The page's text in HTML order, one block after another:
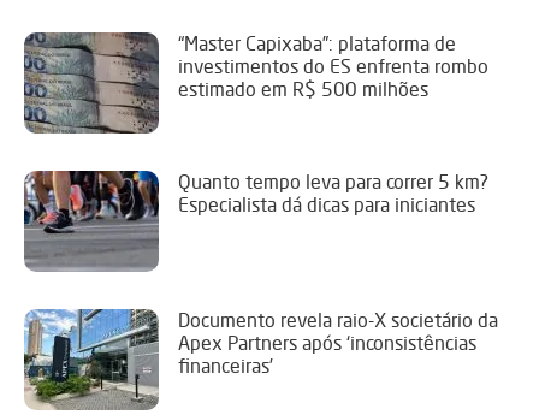
“Master Capixaba”: plataforma de
investimentos do ES enfrenta rombo
estimado em R$ 500 milhões
Quanto tempo leva para correr 5 km?
Especialista dá dicas para iniciantes
Documento revela raio-X societário da
Apex Partners após ‘inconsistências
financeiras’